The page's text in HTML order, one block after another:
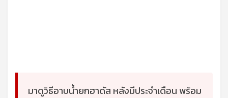
มาดูวิธีอาบน้ำยกฮาดัส หลังมีประจำเดือน พร้อม